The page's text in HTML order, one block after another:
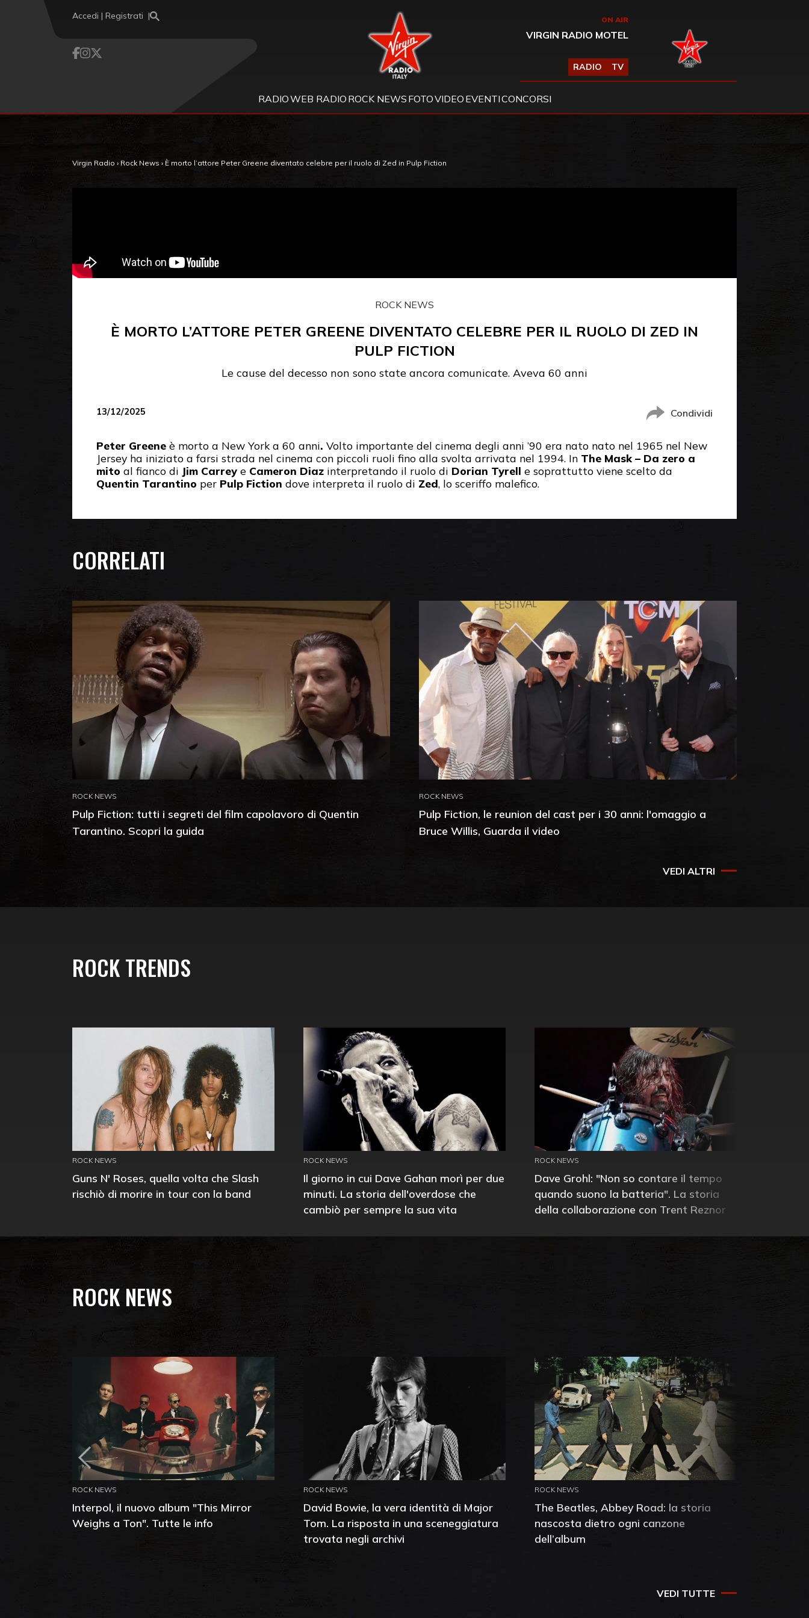
Accedi | Registrati Virgin Radio ON AIR
VIRGIN RADIO MOTEL
RADIO TV
RADIOWEB RADIO ROCK NEWS FOTOVIDEO EVENTICONCORSI
Virgin Radio › Rock News › È morto l’attore Peter Greene diventato celebre per il ruolo di Zed in Pulp Fiction
ROCK NEWS
È MORTO L’ATTORE PETER GREENE DIVENTATO CELEBRE PER IL RUOLO DI ZED IN
PULP FICTION
Le cause del decesso non sono state ancora comunicate. Aveva 60 anni
13/12/2025 Condividi
Peter Greene è morto a New York a 60 anni. Volto importante del cinema degli anni ’90 era nato nato nel 1965 nel New
Jersey ha iniziato a farsi strada nel cinema con piccoli ruoli fino alla svolta arrivata nel 1994. In The Mask – Da zero a
mito al fianco di Jim Carrey e Cameron Diaz interpretando il ruolo di Dorian Tyrell e soprattutto viene scelto da
Quentin Tarantino per Pulp Fiction dove interpreta il ruolo di Zed, lo sceriffo malefico.
CORRELATI
ROCK NEWS
Pulp Fiction: tutti i segreti del film capolavoro di Quentin
Tarantino. Scopri la guida
ROCK NEWS
Pulp Fiction, le reunion del cast per i 30 anni: l'omaggio a
Bruce Willis, Guarda il video
VEDI ALTRI
ROCK TRENDS
ROCK NEWS
Guns N' Roses, quella volta che Slash
rischiò di morire in tour con la band
ROCK NEWS
Il giorno in cui Dave Gahan morì per due
minuti. La storia dell'overdose che
cambiò per sempre la sua vita
ROCK NEWS
Dave Grohl: "Non so contare il tempo
quando suono la batteria". La storia
della collaborazione con Trent Reznor
ROCK NEWS
ROCK NEWS
Interpol, il nuovo album "This Mirror
Weighs a Ton". Tutte le info
ROCK NEWS
David Bowie, la vera identità di Major
Tom. La risposta in una sceneggiatura
trovata negli archivi
ROCK NEWS
The Beatles, Abbey Road: la storia
nascosta dietro ogni canzone
dell’album
VEDI TUTTE